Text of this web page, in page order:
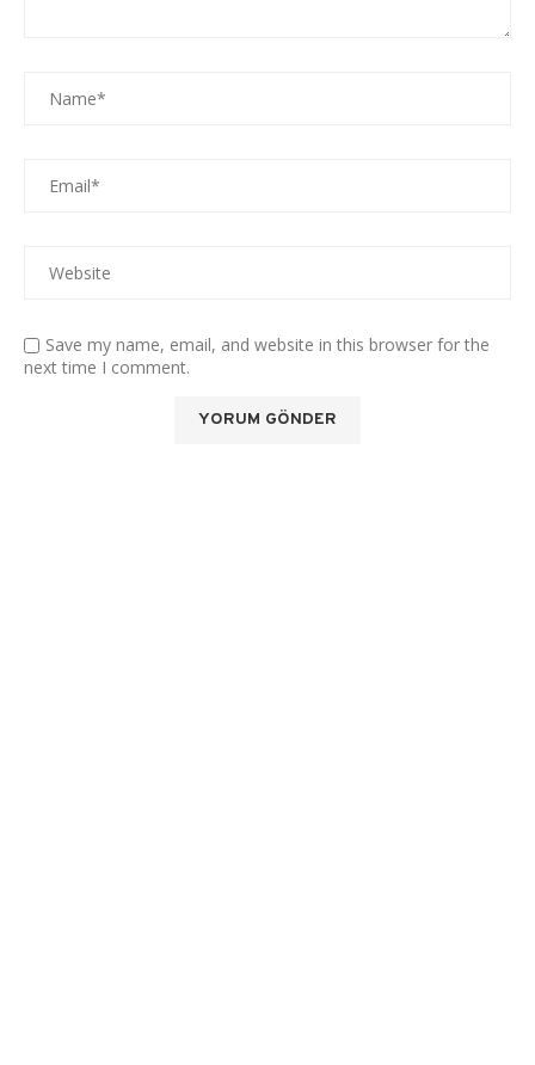
Save my name, email, and website in this browser for the
next time I comment.